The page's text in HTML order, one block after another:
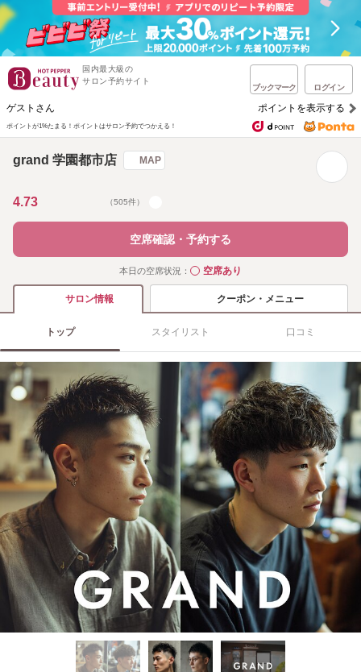
国内最大級の
サロン予約サイト
ブックマーク ログイン
ゲストさん ポイントを表示する
ポイントが1%たまる！ ポイントはサロン予約でつかえる！
grand 学園都市店 MAP
4.73 （505件）
空席確認・予約する
本日の空席状況： ◯空席あり
サロン情報 クーポン・メニュー
トップ スタイリスト 口コミ